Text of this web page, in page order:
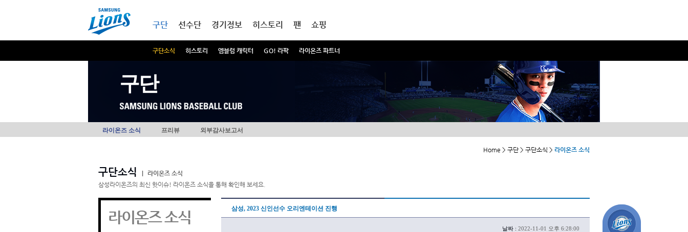
구단
구단소식 히스토리 엠블럼 캐릭터 GO! 라팍 라이온즈 파트너
선수단 경기정보 히스토리 팬 쇼핑
구단
라이온즈 소식 프리뷰 외부감사보고서
Home > 구단 > 구단소식 > 라이온즈 소식
구단소식
라이온즈 소식
삼성라이온즈의 최신 핫이슈! 라이온즈 소식을 통해 확인해 보세요.
라이온즈 소식 삼성, 2023 신인선수 오리엔테이션 진행
날짜 : 2022-11-01 오후 6:28:00